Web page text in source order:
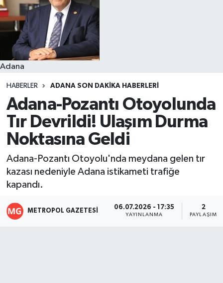
Adana
HABERLER ADANA SON DAKIKA HABERLERI
Adana-Pozantı Otoyolunda
Tır Devrildi! Ulaşım Durma
Noktasına Geldi
Adana-Pozantı Otoyolu'nda meydana gelen tır
kazası nedeniyle Adana istikameti trafiğe
kapandı.
METROPOL GAZETESI 06.07.2026 - 17:35
YAYINLANMA
2
PAYLAŞIM
Resmi İlanlar